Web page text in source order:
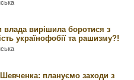
влада вирішила боротися з
українофобії та рашизму?!
плануємо заходи з